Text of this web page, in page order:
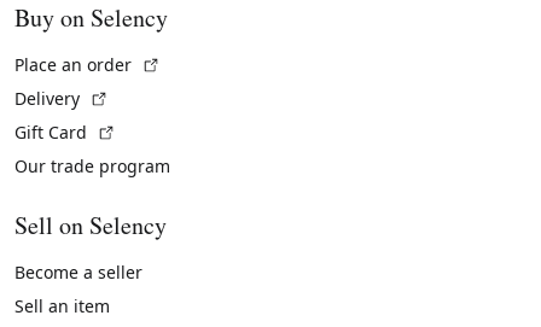
Buy on Selency
Place an order
Delivery
Gift Card
Our trade program
Sell on Selency
Become a seller
Sell an item